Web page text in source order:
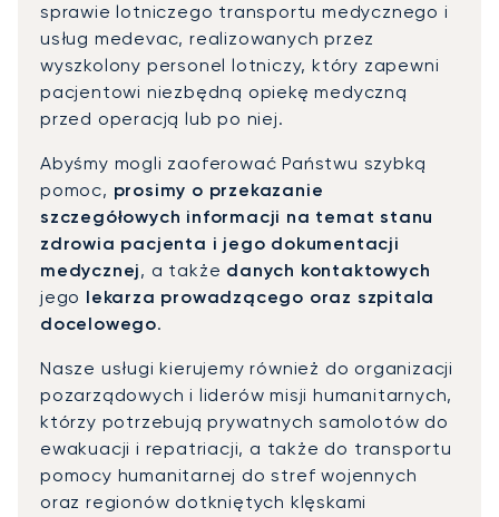
sprawie lotniczego transportu medycznego i
usług medevac, realizowanych przez
wyszkolony personel lotniczy, który zapewni
pacjentowi niezbędną opiekę medyczną
przed operacją lub po niej.
Abyśmy mogli zaoferować Państwu szybką
pomoc, prosimy o przekazanie
szczegółowych informacji na temat stanu
zdrowia pacjenta i jego dokumentacji
medycznej, a także danych kontaktowych
jego lekarza prowadzącego oraz szpitala
docelowego.
Nasze usługi kierujemy również do organizacji
pozarządowych i liderów misji humanitarnych,
którzy potrzebują prywatnych samolotów do
ewakuacji i repatriacji, a także do transportu
pomocy humanitarnej do stref wojennych
oraz regionów dotkniętych klęskami